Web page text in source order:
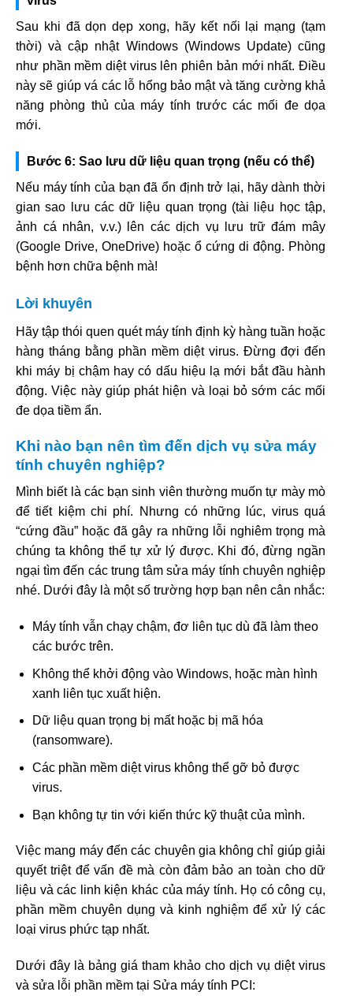
Sau khi đã dọn dẹp xong, hãy kết nối lại mạng (tạm
thời) và cập nhật Windows (Windows Update) cũng
như phần mềm diệt virus lên phiên bản mới nhất. Điều
này sẽ giúp vá các lỗ hổng bảo mật và tăng cường khả
năng phòng thủ của máy tính trước các mối đe dọa
mới.
Bước 6: Sao lưu dữ liệu quan trọng (nếu có thể)
Nếu máy tính của bạn đã ổn định trở lại, hãy dành thời
gian sao lưu các dữ liệu quan trọng (tài liệu học tập,
ảnh cá nhân, v.v.) lên các dịch vụ lưu trữ đám mây
(Google Drive, OneDrive) hoặc ổ cứng di động. Phòng
bệnh hơn chữa bệnh mà!
Lời khuyên
Hãy tập thói quen quét máy tính định kỳ hàng tuần hoặc
hàng tháng bằng phần mềm diệt virus. Đừng đợi đến
khi máy bị chậm hay có dấu hiệu lạ mới bắt đầu hành
động. Việc này giúp phát hiện và loại bỏ sớm các mối
đe dọa tiềm ẩn.
Khi nào bạn nên tìm đến dịch vụ sửa máy
tính chuyên nghiệp?
Mình biết là các bạn sinh viên thường muốn tự mày mò
để tiết kiệm chi phí. Nhưng có những lúc, virus quá
“cứng đầu” hoặc đã gây ra những lỗi nghiêm trọng mà
chúng ta không thể tự xử lý được. Khi đó, đừng ngần
ngại tìm đến các trung tâm sửa máy tính chuyên nghiệp
nhé. Dưới đây là một số trường hợp bạn nên cân nhắc:
Máy tính vẫn chạy chậm, đơ liên tục dù đã làm theo
các bước trên.
Không thể khởi động vào Windows, hoặc màn hình
xanh liên tục xuất hiện.
Dữ liệu quan trọng bị mất hoặc bị mã hóa
(ransomware).
Các phần mềm diệt virus không thể gỡ bỏ được
virus.
Bạn không tự tin với kiến thức kỹ thuật của mình.
Việc mang máy đến các chuyên gia không chỉ giúp giải
quyết triệt để vấn đề mà còn đảm bảo an toàn cho dữ
liệu và các linh kiện khác của máy tính. Họ có công cụ,
phần mềm chuyên dụng và kinh nghiệm để xử lý các
loại virus phức tạp nhất.
Dưới đây là bảng giá tham khảo cho dịch vụ diệt virus
và sửa lỗi phần mềm tại Sửa máy tính PCI: